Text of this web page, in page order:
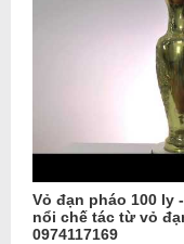
Vỏ đạn pháo 100 ly
nổi chế tác từ vỏ
0974117169